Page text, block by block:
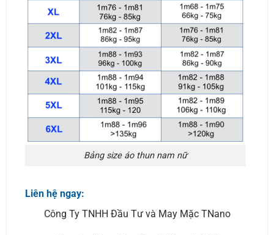
Bảng size áo thun nam nữ
Liên hệ ngay:
Công Ty TNHH Đầu Tư và May Mặc TNano